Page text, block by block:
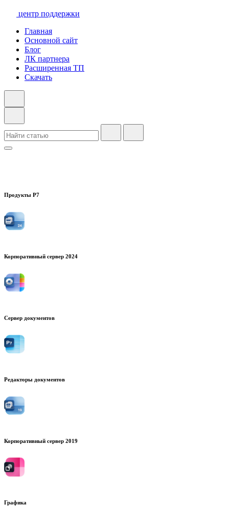
центр поддержки
Главная
Основной сайт
Блог
ЛК партнера
Расширенная ТП
Скачать
Продукты Р7
Корпоративный сервер 2024
Сервер документов
Редакторы документов
Корпоративный сервер 2019
Графика